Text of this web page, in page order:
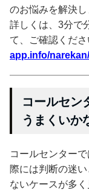
のお悩みを解決し
詳しくは、3分で
て、ご確認くださ
app.info/narekan/
コールセン
うまくいか
コールセンター
際には判断の迷
ないケースが多